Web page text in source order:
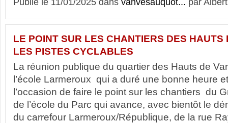
Publié le 11/01/2025 dans vanvesauquot... par
LE POINT SUR LES CHANTIERS DES
LES PISTES CYCLABLES
La réunion publique du quartier des Hauts de
l’école Larmeroux qui a duré une bonne heure
l’occasion de faire le point sur les chantiers du
de l’école du Parc qui avance, avec bientôt le
du carrefour Larmeroux/République, de la rue